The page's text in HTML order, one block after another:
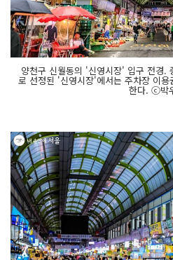
양천구 신월동의 '신영시장' 입구 전경.
로 선정된 '신영시장'에서는 주차장 이
한다. ⓒ박